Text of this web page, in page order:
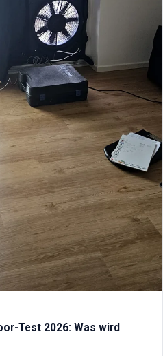
Test 2026: Was wird